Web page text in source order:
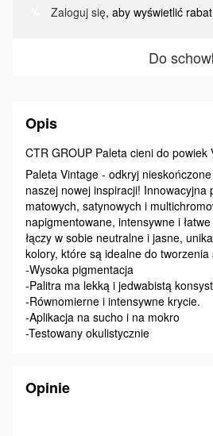
Zaloguj się, aby wyświetlić
Do
Opis
CTR GROUP Paleta cieni do powiek
Paleta Vintage - odkryj
naszej nowej inspiracji! Innowacyjna
matowych, satynowych i
napigmentowane, intensywne i
łączy w sobie neutralne i jasne,
kolory, które są idealne do tworzenia
-Wysoka pigmentacja
-Palitra ma lekką i jedwabistą
-Równomierne i intensywne krycie.
-Aplikacja na sucho i na mokro
-Testowany okulistycznie
Opinie